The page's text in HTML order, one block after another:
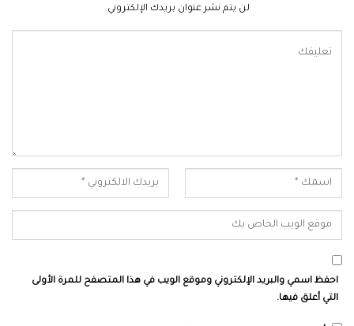
لن يتم نشر عنوان بريدك الإلكتروني.
احفظ اسمي والبريد الإلكتروني وموقع الويب في هذا المتصفح للمرة الأولى
التي أعلق فيها.